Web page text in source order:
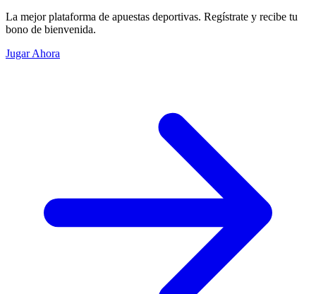
La mejor plataforma de apuestas deportivas. Regístrate y recibe tu
bono de bienvenida.
Jugar Ahora